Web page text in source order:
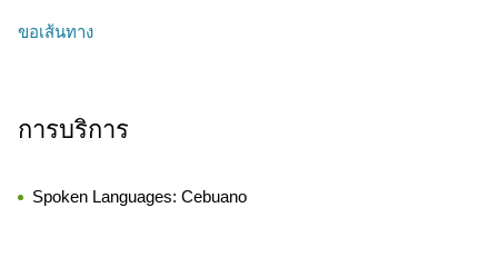
ขอเส้นทาง
การบริการ
Spoken Languages: Cebuano